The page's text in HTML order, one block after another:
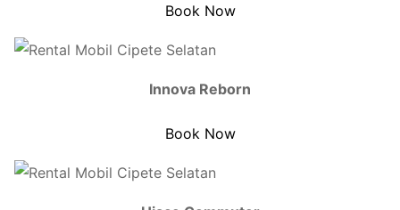
Book Now
Innova Reborn
Book Now